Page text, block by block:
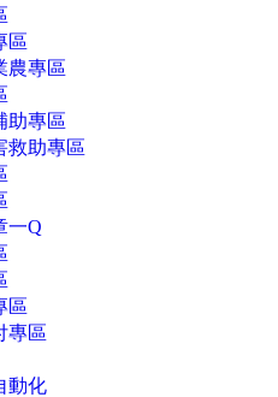
區
農專區
助專區
救助專區
一Q
區
專區
動化